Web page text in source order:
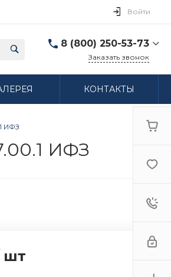
Войти
8 (800) 250-53-73
г. Нижний Новгород,
Заказать звонок
КОНТАКТЫ
ИФЗ
ИФЗ
шт